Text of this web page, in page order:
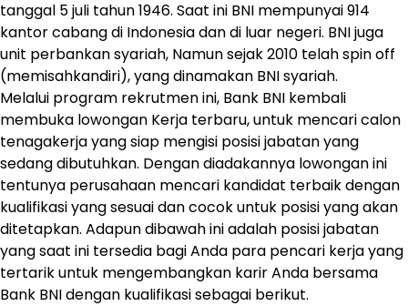
tanggal 5 juli tahun 1946. Saat ini BNI mempunyai 914
kantor cabang di Indonesia dan di luar negeri. BNI juga
unit perbankan syariah, Namun sejak 2010 telah spin off
(memisahkandiri), yang dinamakan BNI syariah.
Melalui program rekrutmen ini, Bank BNI kembali
membuka lowongan Kerja terbaru, untuk mencari calon
tenagakerja yang siap mengisi posisi jabatan yang
sedang dibutuhkan. Dengan diadakannya lowongan ini
tentunya perusahaan mencari kandidat terbaik dengan
kualifikasi yang sesuai dan cocok untuk posisi yang akan
ditetapkan. Adapun dibawah ini adalah posisi jabatan
yang saat ini tersedia bagi Anda para pencari kerja yang
tertarik untuk mengembangkan karir Anda bersama
Bank BNI dengan kualifikasi sebagai berikut.